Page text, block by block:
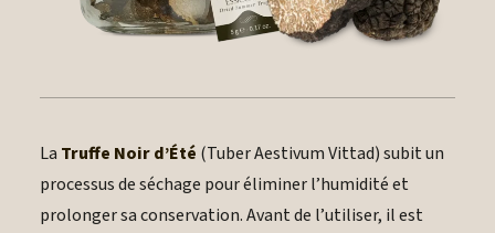
La Truffe Noir d’Été (Tuber Aestivum Vittad) subit un
processus de séchage pour éliminer l’humidité et
prolonger sa conservation. Avant de l’utiliser, il est